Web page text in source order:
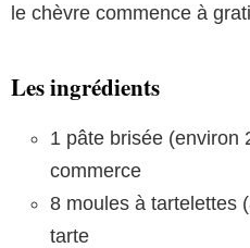
le chèvre commence à
Les ingrédients
1 pâte brisée (environ
commerce
8 moules à tartelettes
tarte